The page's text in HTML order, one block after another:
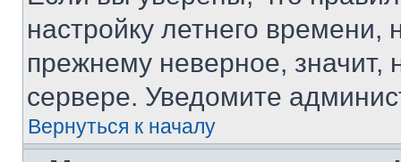
настройку летнего
прежнему неверное, значит,
сервере. Уведомите
Вернуться к началу